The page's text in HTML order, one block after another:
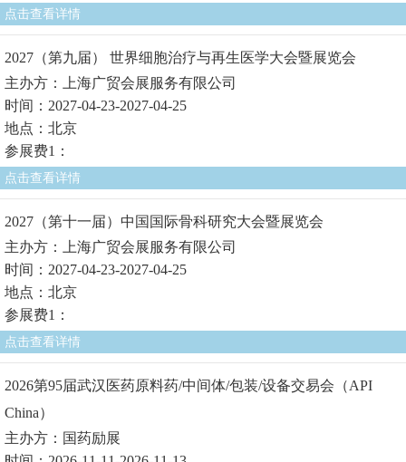
点击查看详情
2027（第九届） 世界细胞治疗与再生医学大会暨展览会
主办方：上海广贸会展服务有限公司
时间：2027-04-23-2027-04-25
地点：北京
参展费1：
点击查看详情
2027（第十一届）中国国际骨科研究大会暨展览会
主办方：上海广贸会展服务有限公司
时间：2027-04-23-2027-04-25
地点：北京
参展费1：
点击查看详情
2026第95届武汉医药原料药/中间体/包装/设备交易会（API
China）
主办方：国药励展